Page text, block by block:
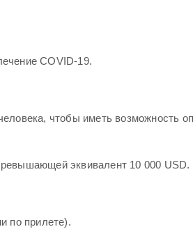
COVID-19.
чтобы иметь возможность
эквивалент 10 000 USD.
по прилете).